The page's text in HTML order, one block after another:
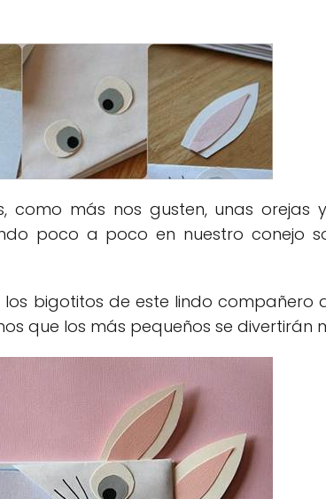
como más nos gusten, unas orejas
poco a poco en nuestro conejo
bigotitos de este lindo compañero
que los más pequeños se divertirán